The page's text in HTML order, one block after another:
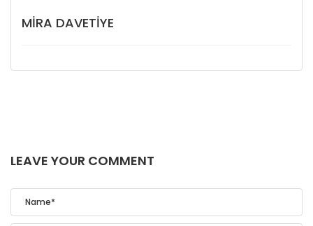
MIRA DAVETIYE
LEAVE YOUR COMMENT